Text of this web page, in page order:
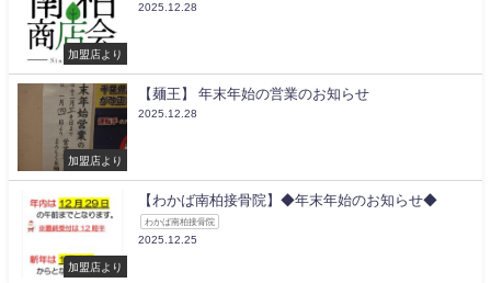
加盟店より
2025.12.28
加盟店より
【麺王】 年末年始の営業のお知らせ
2025.12.28
加盟店より
【わかば南柏接骨院】◆年末年始のお知らせ◆
わかば南柏接骨院
2025.12.25